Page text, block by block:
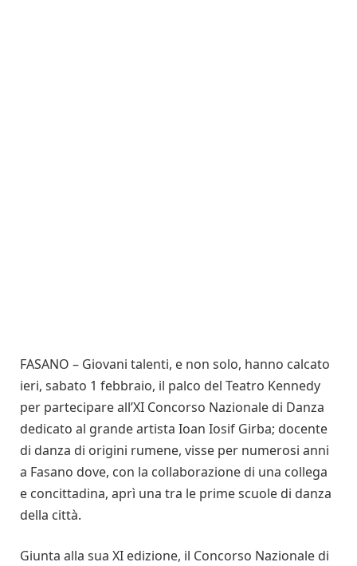
FASANO – Giovani talenti, e non solo, hanno calcato
ieri, sabato 1 febbraio, il palco del Teatro Kennedy
per partecipare all’XI Concorso Nazionale di Danza
dedicato al grande artista Ioan Iosif Girba; docente
di danza di origini rumene, visse per numerosi anni
a Fasano dove, con la collaborazione di una collega
e concittadina, aprì una tra le prime scuole di danza
della città.
Giunta alla sua XI edizione, il Concorso Nazionale di